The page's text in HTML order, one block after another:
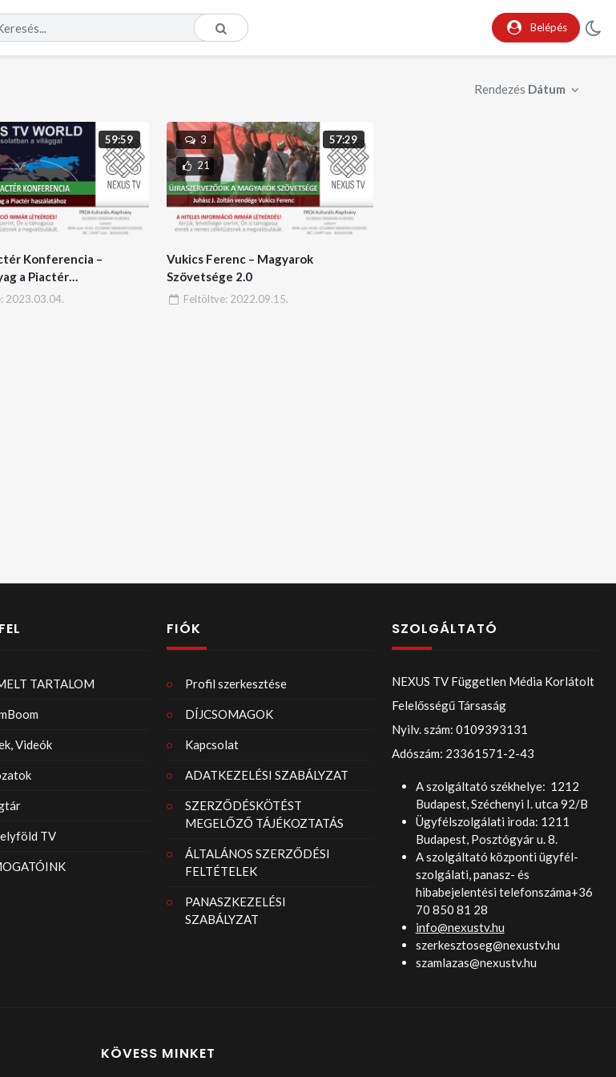
Belépés
Rendezés Dátum
59:59
Konferencia –
a Piactér
2023.03.04.
57:29
3
21
Vukics Ferenc – Magyarok
Szövetsége 2.0
Feltöltve: 2022.09.15.
TARTALOM
Videók
TV
FIÓK
Profil szerkesztése
DÍJCSOMAGOK
Kapcsolat
ADATKEZELÉSI SZABÁLYZAT
SZERZŐDÉSKÖTÉST
MEGELŐZŐ TÁJÉKOZTATÁS
ÁLTALÁNOS SZERZŐDÉSI
FELTÉTELEK
PANASZKEZELÉSI
SZABÁLYZAT
SZOLGÁLTATÓ
NEXUS TV Független Média Korlátolt
Felelősségű Társaság
Nyilv. szám: 0109393131
Adószám: 23361571-2-43
A szolgáltató székhelye: 1212
Budapest, Széchenyi I. utca 92/B
Ügyfélszolgálati iroda: 1211
Budapest, Posztógyár u. 8.
A szolgáltató központi ügyfél-
szolgálati, panasz- és
hibabejelentési telefonszáma+36
70 850 81 28
info@nexustv.hu
szerkesztoseg@nexustv.hu
szamlazas@nexustv.hu
KÖVESS MINKET